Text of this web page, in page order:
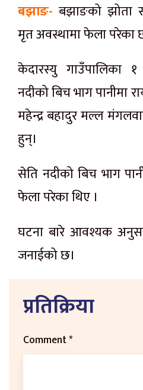
बझाङ- बझाङको झोता
मृत अवस्थामा फेला परेका
केदारस्यु गाउँपालिका
नदीको बिच भाग पानीमा
महेन्द्र बहादुर मल्ल
हुन्।
सेति नदीको बिच भाग
फेला परेका थिए ।
घटना बारे आवश्यक
जनाईको छ।
प्रतिक्रिया
Comment*